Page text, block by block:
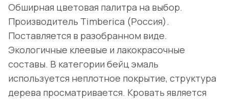
Обширная цветовая палитра на выбор.
Производитель Timberica (Россия).
Поставляется в разобранном виде.
Экологичные клеевые и лакокрасочные
составы. В категории бейц эмаль
используется неплотное покрытие, структура
дерева просматривается. Кровать является